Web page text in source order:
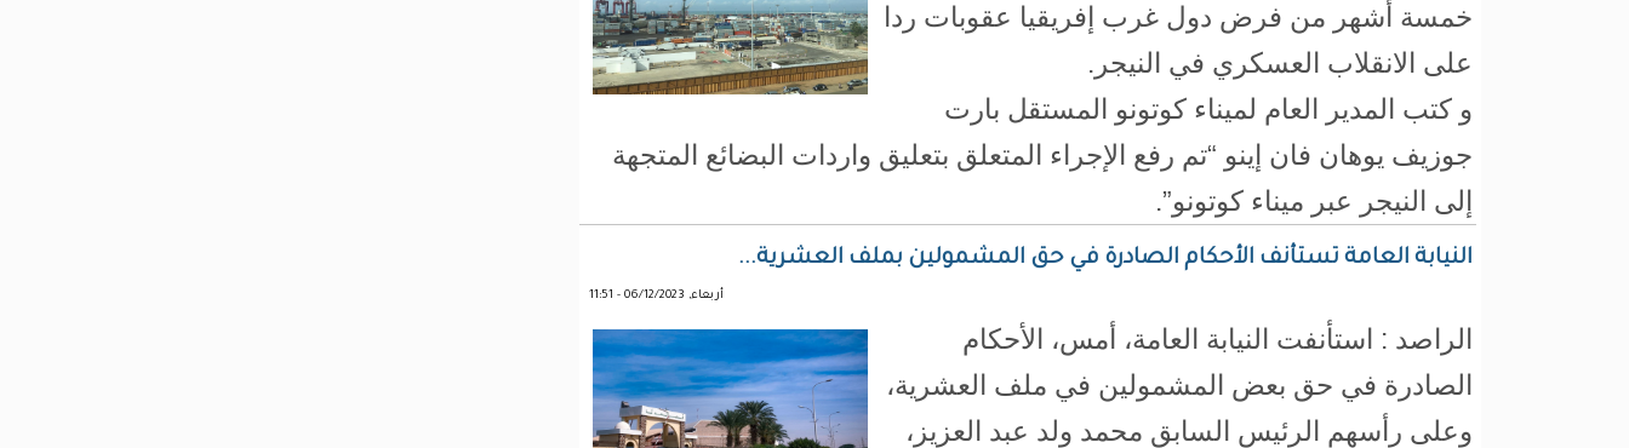
خمسة أشهر من فرض دول غرب إفريقيا عقوبات ردا
على الانقلاب العسكري في النيجر.
و كتب المدير العام لميناء كوتونو المستقل بارت
جوزيف يوهان فان إينو “تم رفع الإجراء المتعلق بتعليق واردات البضائع المتجهة
إلى النيجر عبر ميناء كوتونو”.
النيابة العامة تستأنف الأحكام الصادرة في حق المشمولين بملف العشرية...
أربعاء, 06/12/2023 - 11:51
الراصد : استأنفت النيابة العامة، أمس، الأحكام
الصادرة في حق بعض المشمولين في ملف العشرية،
وعلى رأسهم الرئيس السابق محمد ولد عبد العزيز،